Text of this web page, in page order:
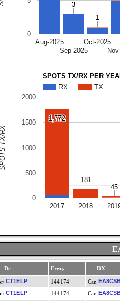
Aug-2025
Sep-2025
Oct-2025
0
3
3
1
1
SPOTS TX/RX PER
RX
TX
2017 2018
0
500
1000
1500
2000
1,772
1,772
181
181
45
45
RX
Freq. DX
CT1ELP 144174
CT1ELP
144174